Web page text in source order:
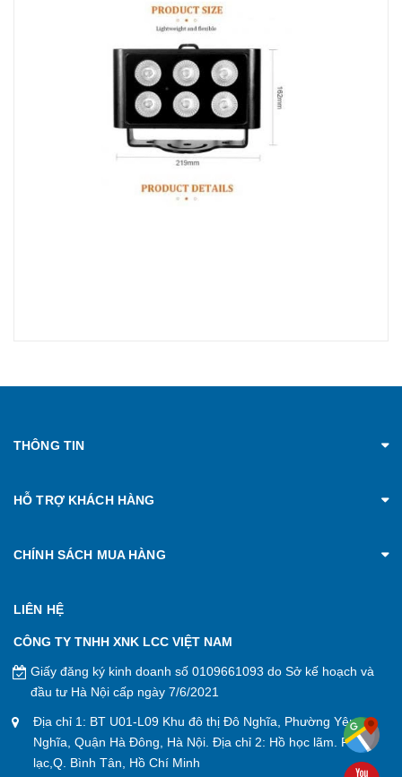
THÔNG TIN
HỖ TRỢ KHÁCH HÀNG
CHÍNH SÁCH MUA HÀNG
LIÊN HỆ
CÔNG TY TNHH XNK LCC VIỆT NAM
Giấy đăng ký kinh doanh số 0109661093 do Sở kế hoạch và
đầu tư Hà Nội cấp ngày 7/6/2021
Địa chỉ 1: BT U01-L09 Khu đô thị Đô Nghĩa, Phường Yên
Nghĩa, Quận Hà Đông, Hà Nội. Địa chỉ 2: Hồ học lãm. P. An
lạc,Q. Bình Tân, Hồ Chí Minh